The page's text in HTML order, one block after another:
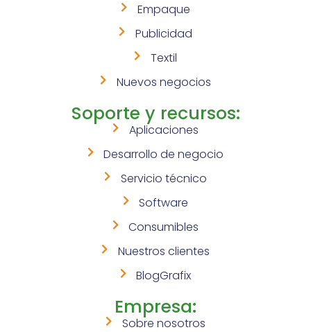
Empaque
Publicidad
Textil
Nuevos negocios
Soporte y recursos:
Aplicaciones
Desarrollo de negocio
Servicio técnico
Software
Consumibles
Nuestros clientes
BlogGrafix
Empresa:
Sobre nosotros